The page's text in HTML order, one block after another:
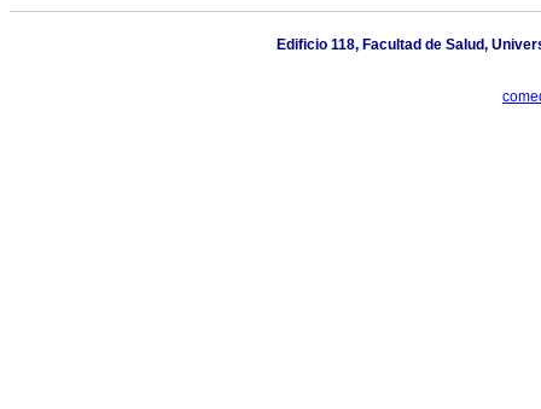
Edificio 118, Facultad de Salud,